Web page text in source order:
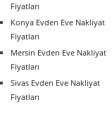
Fiyatları
Konya Evden Eve Nakliyat
Fiyatları
Mersin Evden Eve Nakliyat
Fiyatları
Sivas Evden Eve Nakliyat
Fiyatları